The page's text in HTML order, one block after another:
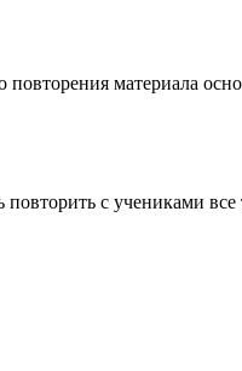
материала
с учениками все